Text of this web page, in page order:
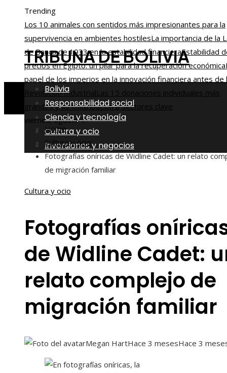
Trending
Los 10 animales con sentidos más impresionantes para la
supervivencia en ambientes hostilesLa importancia de la
de Banca de 1933 en la estabilidad financieraEstabilidad
precios en Egipto: un pilar para la recuperación económica
papel de los imperios en la innovación financiera antes de
Revolución IndustrialLas 15 donaciones individuales más
grandes y su contribución a sectores clave
viernes, agosto 7
TRIBUNA DE BOLIVIA
Bolivia
Responsabilidad social
Ciencia y tecnología
Cultura y ocio
Inversiones y negocios
Home
Cultura y ocio
Fotografías oníricas de Widline Cadet: un relato
de migración familiar
Cultura y ocio
Fotografías
de Widline Cadet:
relato complejo de
migración familiar
Megan HartHace 3 mesesHace 3